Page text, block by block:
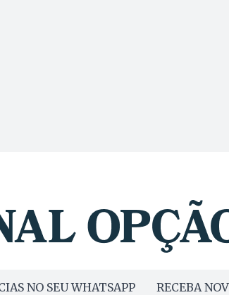
NO SEU WHATSAPP RECEBA